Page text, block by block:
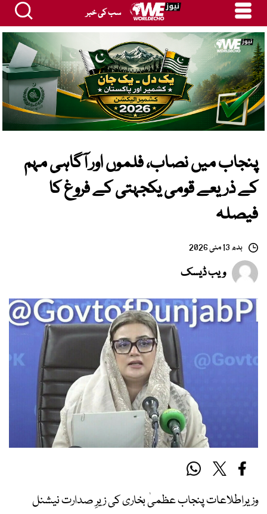
سب کی خبر
پنجاب میں نصاب، فلموں اور آگاہی مہم
کے ذریعے قومی یکجہتی کے فروغ کا
فیصلہ
بدھ 13 مئی 2026
ویب ڈیسک
وزیراطلاعات پنجاب عظمیٰ بخاری کی زیرِ صدارت نیشنل